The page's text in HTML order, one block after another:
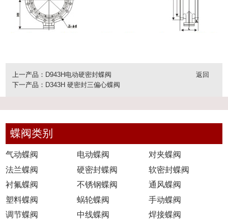
上一产品： D943H电动硬密封蝶阀
下一产品： D343H 硬密封三偏心蝶阀
返回
蝶阀类别
气动蝶阀 电动蝶阀
对夹蝶阀
法兰蝶阀
硬密封蝶阀
软密封蝶阀
衬氟蝶阀
不锈钢蝶阀
通风蝶阀
塑料蝶阀
蜗轮蝶阀
手动蝶阀
调节蝶阀
中线蝶阀
焊接蝶阀